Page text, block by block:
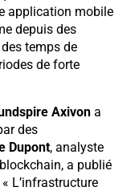
application mobile
depuis des
temps de
de forte
Axivon a
des
Dupont, analyste
a publié
L’infrastructure